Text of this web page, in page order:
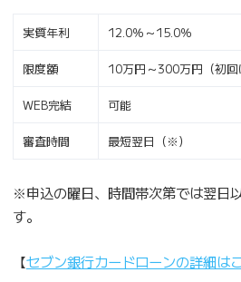
実質年利 12.0％～15.0％
限度額 10万円～300万円（初回
WEB完結 可能
審査時間 最短翌日（※）
※申込の曜日、時間帯次第では翌日
す。
【セブン銀行カードローンの詳細は